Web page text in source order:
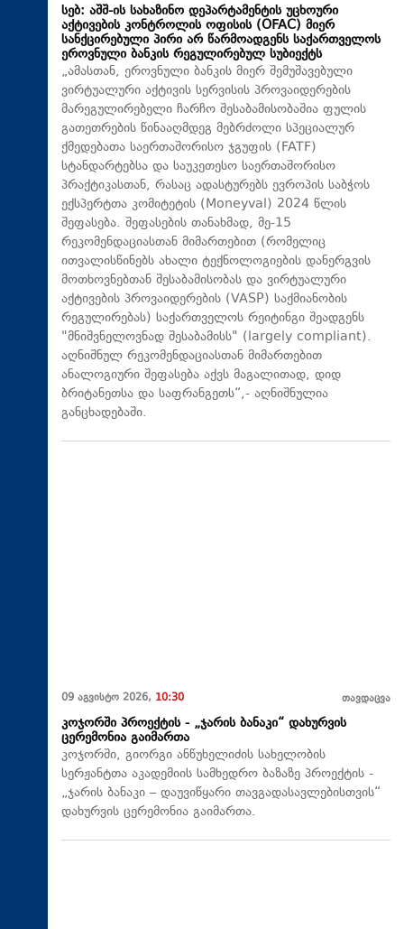
სებ: აშშ-ის სახაზინო დეპარტამენტის უცხოური
აქტივების კონტროლის ოფისის (OFAC) მიერ
სანქცირებული პირი არ წარმოადგენს საქართველოს
ეროვნული ბანკის რეგულირებულ სუბიექტს
„ამასთან, ეროვნული ბანკის მიერ შემუშავებული
ვირტუალური აქტივის სერვისის პროვაიდერების
მარეგულირებელი ჩარჩო შესაბამისობაშია ფულის
გათეთრების წინააღმდეგ მებრძოლი სპეციალურ
ქმედებათა საერთაშორისო ჯგუფის (FATF)
სტანდარტებსა და საუკეთესო საერთაშორისო
პრაქტიკასთან, რასაც ადასტურებს ევროპის საბჭოს
ექსპერტთა კომიტეტის (Moneyval) 2024 წლის
შეფასება. შეფასების თანახმად, მე-15
რეკომენდაციასთან მიმართებით (რომელიც
ითვალისწინებს ახალი ტექნოლოგიების დანერგვის
მოთხოვნებთან შესაბამისობას და ვირტუალური
აქტივების პროვაიდერების (VASP) საქმიანობის
რეგულირებას) საქართველოს რეიტინგი შეადგენს
"მნიშვნელოვნად შესაბამისს" (largely compliant).
აღნიშნულ რეკომენდაციასთან მიმართებით
ანალოგიური შეფასება აქვს მაგალითად, დიდ
ბრიტანეთსა და საფრანგეთს“,- აღნიშნულია
განცხადებაში.
09 აგვისტო 2026, 10:30 თავდაცვა
კოჯორში პროექტის - „ჯარის ბანაკი“ დახურვის
ცერემონია გაიმართა
კოჯორში, გიორგი ანწუხელიძის სახელობის
სერჟანტთა აკადემიის სამხედრო ბაზაზე პროექტის -
„ჯარის ბანაკი – დაუვიწყარი თავგადასავლებისთვის“
დახურვის ცერემონია გაიმართა.